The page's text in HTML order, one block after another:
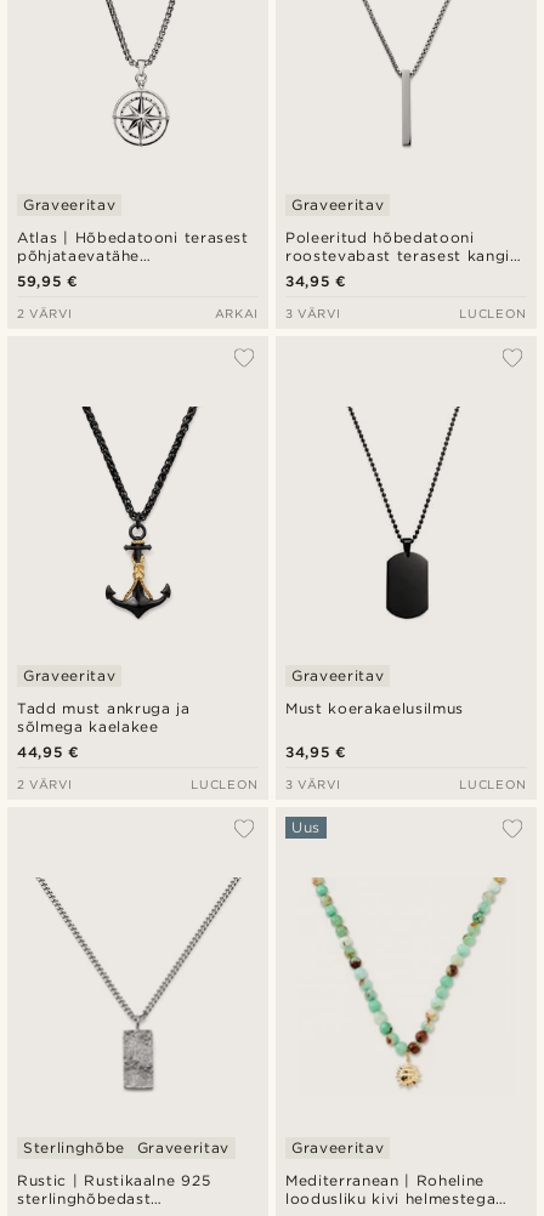
Atlas | Hõbedatooni terasest
põhjataevatähe
ripatskaelakee
Graveeritav
59,95 €
2 VÄRVI ARKAI
Poleeritud hõbedatooni
roostevabast terasest kangi
ripatsiga kaelakee
Graveeritav
34,95 €
3 VÄRVI LUCLEON
Tadd must ankruga ja
sõlmega kaelakee
Graveeritav
44,95 €
2 VÄRVI LUCLEON
Must koerakaelusilmus
Graveeritav
34,95 €
3 VÄRVI LUCLEON
Rustic | Rustikaalne 925
sterlinghõbedast
Sterlinghõbe Graveeritav
Mediterranean | Roheline
loodusliku kivi helmestega
Uus
Graveeritav